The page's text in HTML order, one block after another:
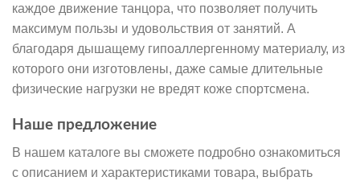
каждое движение танцора, что позволяет получить
максимум пользы и удовольствия от занятий. А
благодаря дышащему гипоаллергенному материалу, из
которого они изготовлены, даже самые длительные
физические нагрузки не вредят коже спортсмена.
Наше предложение
В нашем каталоге вы сможете подробно ознакомиться
с описанием и характеристиками товара, выбрать